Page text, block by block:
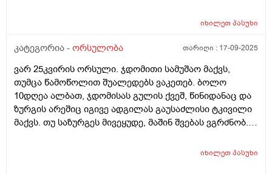
მკურნალობდა ჩემი მეუღლე ძალიან გაკვირვებული
იყოს,ორსულობა მიდის ძალიან
კარგად,გემახსოვრებით ალბათ მარიხუანას
მომხმარებელი ვიყავი და გვეშინოდა ბავშვის
ჯანმრთელობის მხრივ.თქვენ კი აგვიხსენით რომ
მარიხუანა ხელა უშლის ჩასახვას და არა ჩასახულ
იქნევაო,მოკლედ არვიცი ყველას ინდივიდუალური
იხილეთპასუხი
კატეგორია - ორსულობა თარიღი : 17-09-2025
ვარ 25კვირის ორსული. ჯდომითი სამუშაო მაქვს,
თუმცა წამოწოლით შუალედებს ვაკეთებ. ბოლო
10დღეა ალბათ, ჯდომისას გულის ქვეშ, წინიდანაც და
ზურგის არეშიც იგივე ადგილას გაუსაძლისი ტკივილი
მაქვს. თუ საზურგეს მივეყუდე, მაშინ შვებას ვგრძნობ.
იხილეთპასუხი